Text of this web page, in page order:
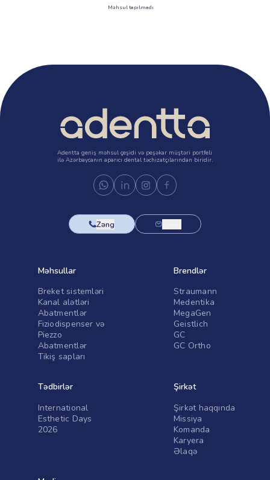
Məhsul tapılmadı
Adentta geniş məhsul çeşidi və peşəkar müştəri portfeli
ilə Azərbaycanın aparıcı dental təchizatçılarından biridir.
Zəng
Məhsullar
Breket sistemləri
Kanal alətləri
Abatmentlər
Fiziodispenser və
Piezzo
Abatmentlər
Tikiş sapları
Brendlər
Straumann
Medentika
MegaGen
Geistlich
GC
GC Ortho
Tədbirlər
International
Esthetic Days
2026
Şirkət
Şirkət haqqında
Missiya
Komanda
Karyera
Əlaqə